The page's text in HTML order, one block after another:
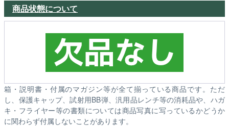
商品状態について
箱・説明書・付属のマガジン等が全て揃っている商品です。ただ
し、保護キャップ、試射用BB弾、汎用品レンチ等の消耗品や、ハガ
キ・フライヤー等の書類については商品写真に写っているかどうか
に関わらず付属しないことがあります。